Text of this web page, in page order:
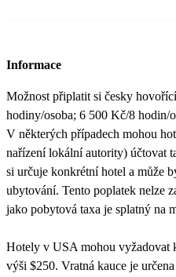
Informace
Možnost připlatit si česky
hodiny/osoba; 6 500 Kč/8 hodin/
V některých případech mohou
nařízení lokální autority) účtovat
si určuje konkrétní hotel a může
ubytování. Tento poplatek nelze
jako pobytová taxa je splatný na
Hotely v USA mohou vyžadovat
výši $250. Vratná kauce je